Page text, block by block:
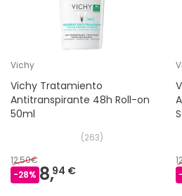
Vichy
Vichy Tratamiento
Antitranspirante 48h Roll-on
50ml
(263)
12,50€
-28% 8,94 €
-